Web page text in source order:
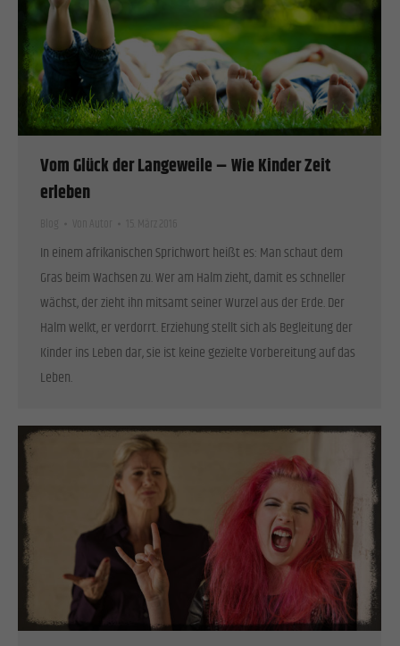
Vom Glück der Langeweile – Wie Kinder Zeit
erleben
In einem afrikanischen Sprichwort heißt es: Man schaut dem
Gras beim Wachsen zu. Wer am Halm zieht, damit es schneller
wächst, der zieht ihn mitsamt seiner Wurzel aus der Erde. Der
Halm welkt, er verdorrt. Erziehung stellt sich als Begleitung der
Kinder ins Leben dar, sie ist keine gezielte Vorbereitung auf das
Leben.
lassen und so nur bestimmte Cookies auswählen.
Alle akzeptieren
Speichern
Zurück
Datenschutzeinstellungen
Essenziell (1)
Essenzielle Cookies ermöglichen grundlegende Funktionen und sind für die einwandfreie Funktion
der Website erforderlich.
Statistiken (1)
Statistik Cookies erfassen Informationen anonym. Diese Informationen helfen uns zu verstehen, wie
Externe Medien (2)
Inhalte von Videoplattformen und Social-Media-Plattformen werden standardmäßig blockiert. Wenn
Cookie-Informationen anzeigen
Datenschutzerklärung Impressum